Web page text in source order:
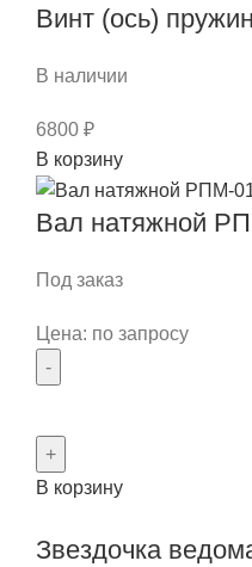
Звездочка
АКПМЗ-800.800
16
Винт (ось)
В наличии
6800 ₽
Количество
товара
Винт
пружины
130Б
31.40.100
транспортера
В корзину
Вал натяжной
Под заказ
Цена: по запросу
Вал
натяжной
В корзину
Звездочка